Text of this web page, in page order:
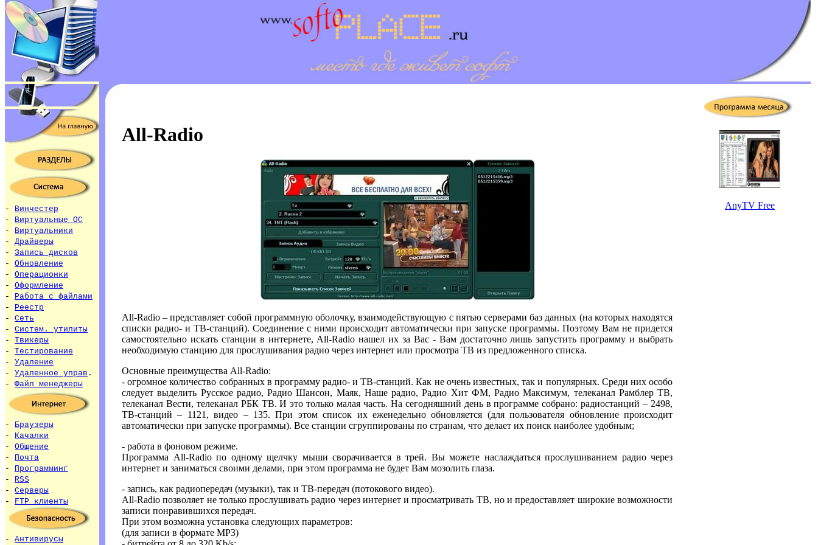
AnyTV Free
- Винчестер
- Виртуальные ОС
- Виртуальники
- Драйверы
- Запись дисков
- Обновление
- Операционки
- Оформление
- Работа с файлами
- Реестр
- Сеть
- Систем. утилиты
- Твикеры
- Тестирование
- Удаление
- Удаленное управ .
- Файл менеджеры
- Браузеры
- Качалки
- Общение
- Почта
- Программинг
- RSS
- Серверы
- FTP клиенты
- Антивирусы
All-Radio
All-Radio – представляет собой программную оболочку, взаимодействующую с пятью серверами баз данных (на которых находятся
списки радио- и ТВ-станций). Соединение с ними происходит автоматически при запуске программы. Поэтому Вам не придется
самостоятельно искать станции в интернете, All-Radio нашел их за Вас - Вам достаточно лишь запустить программу и выбрать
необходимую станцию для прослушивания радио через интернет или просмотра ТВ из предложенного списка.
Основные преимущества All-Radio:
- огромное количество собранных в программу радио- и ТВ-станций. Как не очень известных, так и популярных. Среди них особо
следует выделить Русское радио, Радио Шансон, Маяк, Наше радио, Радио Хит ФМ, Радио Максимум, телеканал Рамблер ТВ,
телеканал Вести, телеканал РБК ТВ. И это только малая часть. На сегодняшний день в программе собрано: радиостанций – 2498,
ТВ-станций – 1121, видео – 135. При этом список их еженедельно обновляется (для пользователя обновление происходит
автоматически при запуске программы). Все станции сгруппированы по странам, что делает их поиск наиболее удобным;
- работа в фоновом режиме.
Программа All-Radio по одному щелчку мыши сворачивается в трей. Вы можете наслаждаться прослушиванием радио через
интернет и заниматься своими делами, при этом программа не будет Вам мозолить глаза.
- запись, как радиопередач (музыки), так и ТВ-передач (потокового видео).
All-Radio позволяет не только прослушивать радио через интернет и просматривать ТВ, но и предоставляет широкие возможности
записи понравившихся передач.
При этом возможна установка следующих параметров:
(для записи в формате MP3)